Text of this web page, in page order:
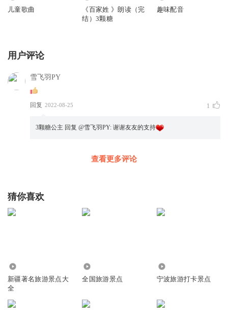
儿童歌曲
《百家姓 》朗读（完
结）3颗糖
趣味配音
用户评论
雪飞羽PY
回复 2022-08-25 1
3颗糖公主 回复 @雪飞羽PY: 谢谢友友的支持
查看更多评论
猜你喜欢
新疆著名旅游景点大
全
全国旅游景点 宁波旅游打卡景点